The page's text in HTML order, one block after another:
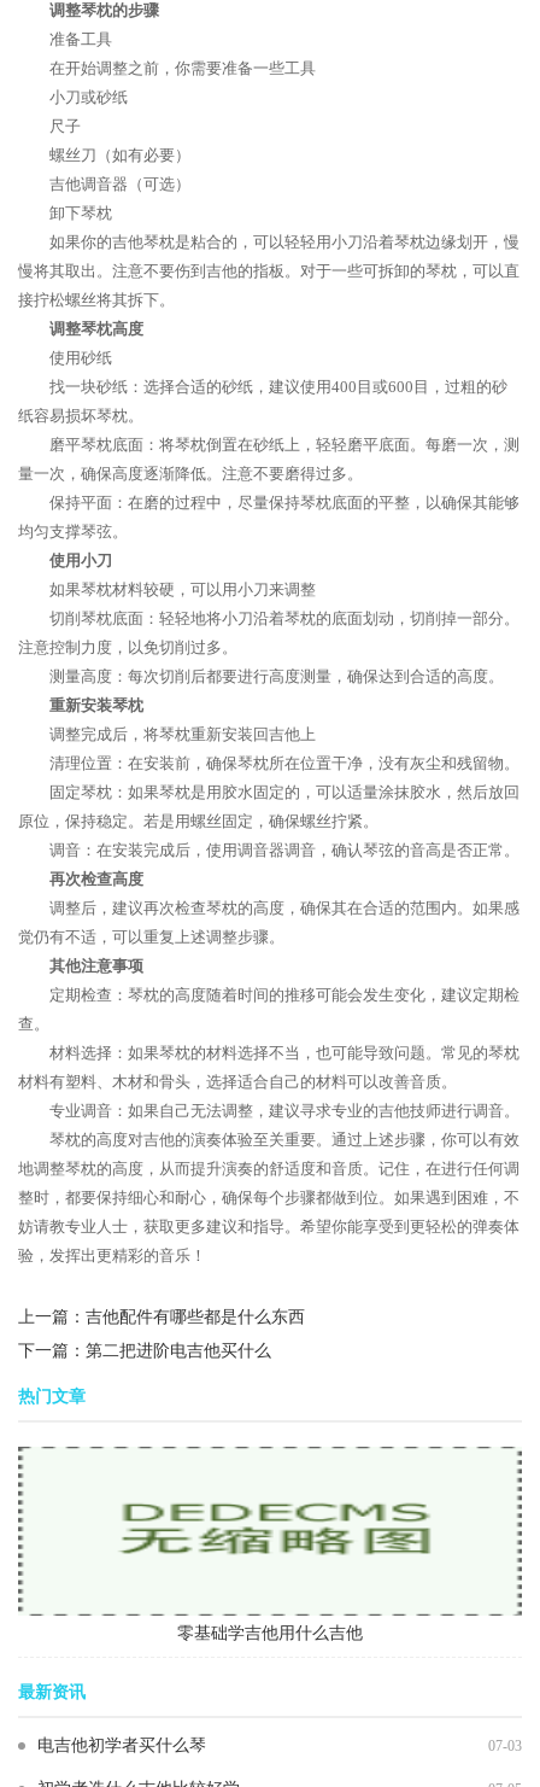
调整琴枕的步骤
准备工具
在开始调整之前，你需要准备一些工具
小刀或砂纸
尺子
螺丝刀（如有必要）
吉他调音器（可选）
卸下琴枕
如果你的吉他琴枕是粘合的，可以轻轻用小刀沿着琴枕边缘划开，慢
慢将其取出。注意不要伤到吉他的指板。对于一些可拆卸的琴枕，可以直
接拧松螺丝将其拆下。
调整琴枕高度
使用砂纸
找一块砂纸：选择合适的砂纸，建议使用400目或600目，过粗的砂
纸容易损坏琴枕。
磨平琴枕底面：将琴枕倒置在砂纸上，轻轻磨平底面。每磨一次，测
量一次，确保高度逐渐降低。注意不要磨得过多。
保持平面：在磨的过程中，尽量保持琴枕底面的平整，以确保其能够
均匀支撑琴弦。
使用小刀
如果琴枕材料较硬，可以用小刀来调整
切削琴枕底面：轻轻地将小刀沿着琴枕的底面划动，切削掉一部分。
注意控制力度，以免切削过多。
测量高度：每次切削后都要进行高度测量，确保达到合适的高度。
重新安装琴枕
调整完成后，将琴枕重新安装回吉他上
清理位置：在安装前，确保琴枕所在位置干净，没有灰尘和残留物。
固定琴枕：如果琴枕是用胶水固定的，可以适量涂抹胶水，然后放回
原位，保持稳定。若是用螺丝固定，确保螺丝拧紧。
调音：在安装完成后，使用调音器调音，确认琴弦的音高是否正常。
再次检查高度
调整后，建议再次检查琴枕的高度，确保其在合适的范围内。如果感
觉仍有不适，可以重复上述调整步骤。
其他注意事项
定期检查：琴枕的高度随着时间的推移可能会发生变化，建议定期检
查。
材料选择：如果琴枕的材料选择不当，也可能导致问题。常见的琴枕
材料有塑料、木材和骨头，选择适合自己的材料可以改善音质。
专业调音：如果自己无法调整，建议寻求专业的吉他技师进行调音。
琴枕的高度对吉他的演奏体验至关重要。通过上述步骤，你可以有效
地调整琴枕的高度，从而提升演奏的舒适度和音质。记住，在进行任何调
整时，都要保持细心和耐心，确保每个步骤都做到位。如果遇到困难，不
妨请教专业人士，获取更多建议和指导。希望你能享受到更轻松的弹奏体
验，发挥出更精彩的音乐！
上一篇： 吉他配件有哪些都是什么东西
下一篇： 第二把进阶电吉他买什么
热门文章
零基础学吉他用什么吉他
最新资讯
电吉他初学者买什么琴 07-03